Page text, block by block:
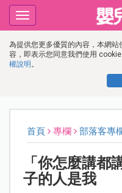
為提供您更多優質的內容，本網
容，即表示您同意我們使用
權說明 。
Toggle
navigation
首頁 專欄 部落客專
「你怎麼講都
子的人是我